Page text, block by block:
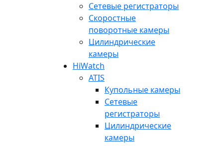
Сетевые регистраторы
Скоростные
поворотные камеры
Цилиндрические
камеры
HiWatch
ATIS
Купольные камеры
Сетевые
регистраторы
Цилиндрические
камеры